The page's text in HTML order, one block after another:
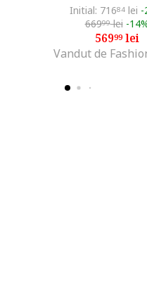
Initial: 71684 lei -
66999lei -
56999lei
Vandut de